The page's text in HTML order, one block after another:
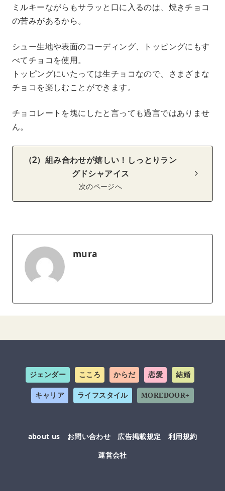
ミルキーながらもサラッと口に入るのは、焼きチョコ
の苦みがあるから。
シュー生地や表面のコーディング、トッピングにもす
べてチョコを使用。
トッピングにいたっては生チョコなので、さまざまな
チョコを楽しむことができます。
チョコレートを塊にしたと言っても過言ではありませ
ん。
（2）組み合わせが嬉しい！しっとりラン
グドシャアイス
次のページへ
mura
ジェンダー こころ からだ 恋愛 結婚
キャリア ライフスタイル MOREDOOR+
about us お問い合わせ 広告掲載規定
利用規約
運営会社